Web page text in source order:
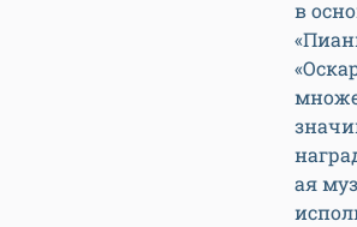
в
ая